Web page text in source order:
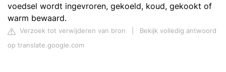
voedsel wordt ingevroren, gekoeld, koud, gekookt of
warm bewaard.
Verzoek tot verwijderen van bron
Bekijk volledig antwoord
op translate.google.com